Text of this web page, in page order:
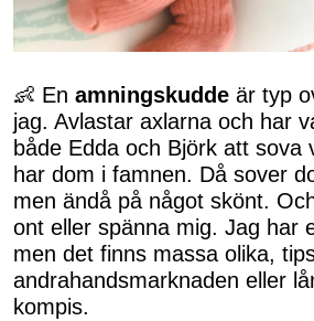
👶 En amningskudde är typ
jag. Avlastar axlarna och har
både Edda och Björk att sova
har dom i famnen. Då sover
men ändå på något skönt.
ont eller spänna mig. Jag har
men det finns massa olika,
andrahandsmarknaden eller
kompis.